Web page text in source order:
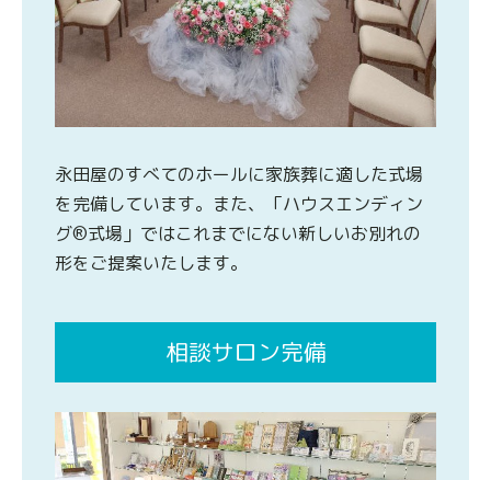
永田屋のすべてのホールに家族葬に適した式場
を完備しています。また、「ハウスエンディン
グ®式場」ではこれまでにない新しいお別れの
形をご提案いたします。
相談サロン完備